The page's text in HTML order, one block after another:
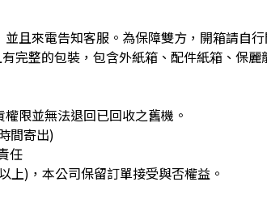
且來電告知客服。為保障雙方，開箱請自
整的包裝，包含外紙箱、配件紙箱、保
限並無法退回已回收之舊機。
間寄出)
任
)，本公司保留訂單接受與否權益。